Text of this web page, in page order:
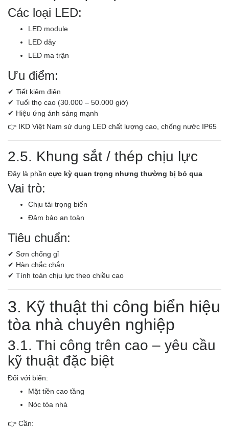
Các loại LED:
LED module
LED dây
LED ma trận
Ưu điểm:
✔ Tiết kiệm điện
✔ Tuổi thọ cao (30.000 – 50.000 giờ)
✔ Hiệu ứng ánh sáng mạnh
👉 IKD Việt Nam sử dụng LED chất lượng cao, chống nước IP65
2.5. Khung sắt / thép chịu lực
Đây là phần cực kỳ quan trọng nhưng thường bị bỏ qua
Vai trò:
Chịu tải trọng biển
Đảm bảo an toàn
Tiêu chuẩn:
✔ Sơn chống gỉ
✔ Hàn chắc chắn
✔ Tính toán chịu lực theo chiều cao
3. Kỹ thuật thi công biển hiệu
tòa nhà chuyên nghiệp
3.1. Thi công trên cao – yêu cầu
kỹ thuật đặc biệt
Đối với biển:
Mặt tiền cao tầng
Nóc tòa nhà
👉 Cần: